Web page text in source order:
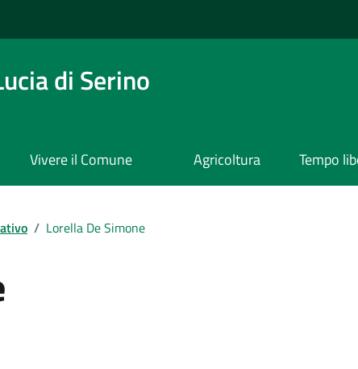
di Serino
Vivere il Comune Agricoltura Tempo
/ Lorella De Simone